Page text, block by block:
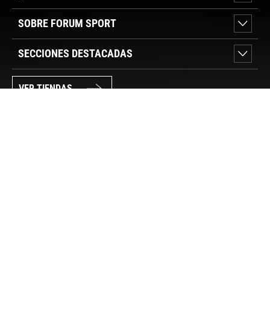
SOBRE FORUM SPORT
SECCIONES DESTACADAS
VER TIENDAS